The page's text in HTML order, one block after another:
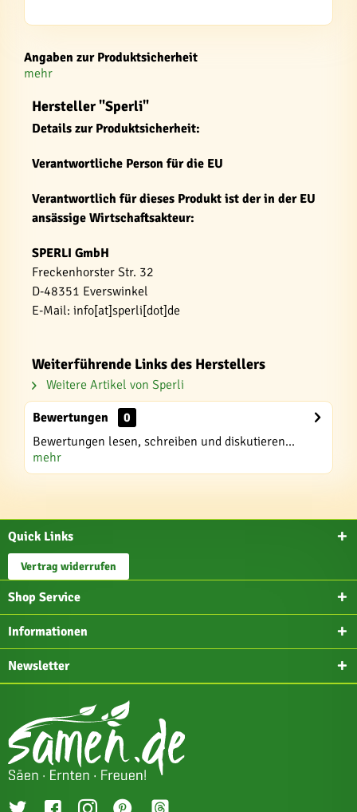
Angaben zur Produktsicherheit
mehr
Hersteller "Sperli"
Details zur Produktsicherheit:
Verantwortliche Person für die EU
Verantwortlich für dieses Produkt ist der in der EU
ansässige Wirtschaftsakteur:
SPERLI GmbH
Freckenhorster Str. 32
D-48351 Everswinkel
E-Mail: info[at]sperli[dot]de
Weiterführende Links des Herstellers
Weitere Artikel von Sperli
Bewertungen
0
Bewertungen lesen, schreiben und diskutieren...
mehr
Quick Links
Vertrag widerrufen
Shop Service
Informationen
Newsletter